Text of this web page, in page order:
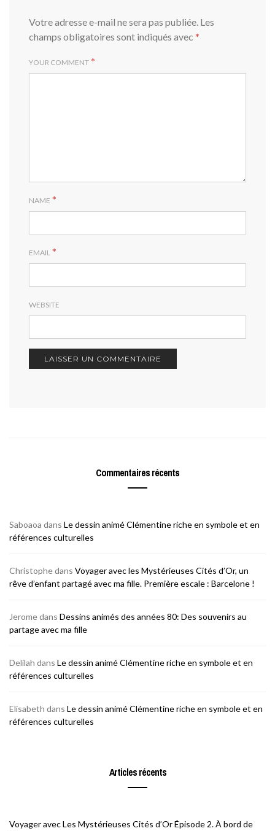
Votre adresse e-mail ne sera pas publiée. Les
champs obligatoires sont indiqués avec *
YOUR COMMENT *
NAME *
EMAIL *
WEBSITE
Commentaires récents
Saboaoa dans Le dessin animé Clémentine riche en symbole et en
références culturelles
Christophedans Voyager avec les Mystérieuses Cités d’Or, un
rêve d’enfant partagé avec ma fille. Première escale : Barcelone !
Jeromedans Dessins animés des années 80: Des souvenirs au
partage avec ma fille
Delilah dans Le dessin animé Clémentine riche en symbole et en
références culturelles
Elisabeth dans Le dessin animé Clémentine riche en symbole et en
références culturelles
Articles récents
Voyager avec Les Mystérieuses Cités d’Or Épisode 2. À bord de